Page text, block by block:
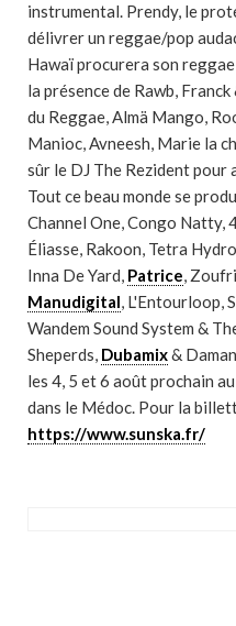
instrumental. Prendy, le
délivrer un reggae/pop
Hawaï procurera son
la présence de Rawb,
du Reggae, Almä Mango,
Manioc, Avneesh, Marie la
sûr le DJ The Rezident
Tout ce beau monde se
Channel One, Congo Natty,
Éliasse, Rakoon, Tetra
Inna De Yard, Patrice,
Manudigital, L'Entourloop,
Wandem Sound System &
Sheperds, Dubamix&
les 4, 5 et 6 août prochain
dans le Médoc. Pour la
https://www.sunska.fr/